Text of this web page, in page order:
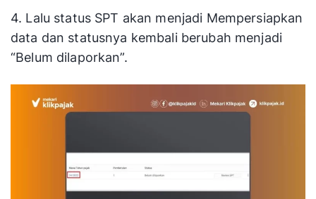
4. Lalu status SPT akan menjadi Mempersiapkan
data dan statusnya kembali berubah menjadi
“Belum dilaporkan”.